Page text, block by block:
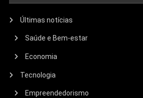
Últimas notícias
Saúde e Bem-estar
Economia
Tecnologia
Empreendedorismo